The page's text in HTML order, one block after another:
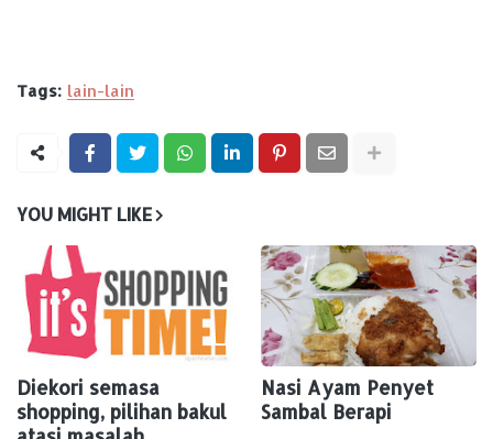
Tags: lain-lain
YOU MIGHT LIKE
Diekori semasa
shopping, pilihan bakul
Nasi Ayam Penyet
Sambal Berapi